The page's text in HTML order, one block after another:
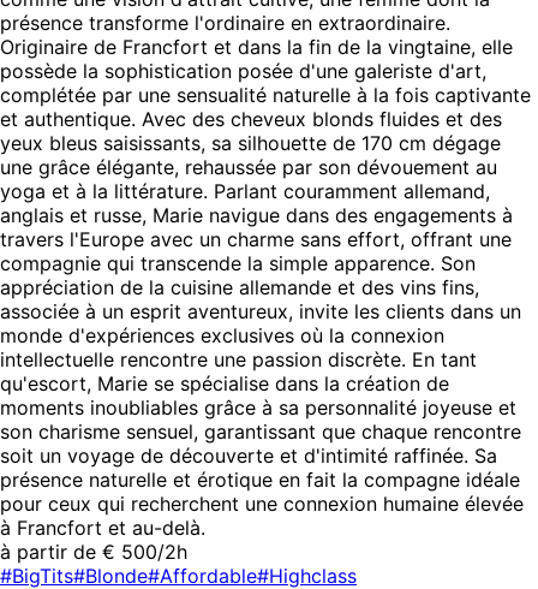
présence transforme l'ordinaire en extraordinaire.
Originaire de Francfort et dans la fin de la vingtaine, elle
possède la sophistication posée d'une galeriste d'art,
complétée par une sensualité naturelle à la fois captivante
et authentique. Avec des cheveux blonds fluides et des
yeux bleus saisissants, sa silhouette de 170 cm dégage
une grâce élégante, rehaussée par son dévouement au
yoga et à la littérature. Parlant couramment allemand,
anglais et russe, Marie navigue dans des engagements à
travers l'Europe avec un charme sans effort, offrant une
compagnie qui transcende la simple apparence. Son
appréciation de la cuisine allemande et des vins fins,
associée à un esprit aventureux, invite les clients dans un
monde d'expériences exclusives où la connexion
intellectuelle rencontre une passion discrète. En tant
qu'escort, Marie se spécialise dans la création de
moments inoubliables grâce à sa personnalité joyeuse et
son charisme sensuel, garantissant que chaque rencontre
soit un voyage de découverte et d'intimité raffinée. Sa
présence naturelle et érotique en fait la compagne idéale
pour ceux qui recherchent une connexion humaine élevée
à Francfort et au-delà.
à partir de € 500/2h
#BigTits#Blonde#Affordable#Highclass